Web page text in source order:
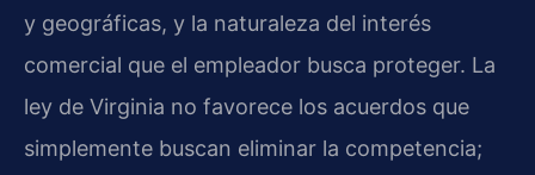
y geográficas, y la naturaleza del interés
comercial que el empleador busca proteger. La
ley de Virginia no favorece los acuerdos que
simplemente buscan eliminar la competencia;